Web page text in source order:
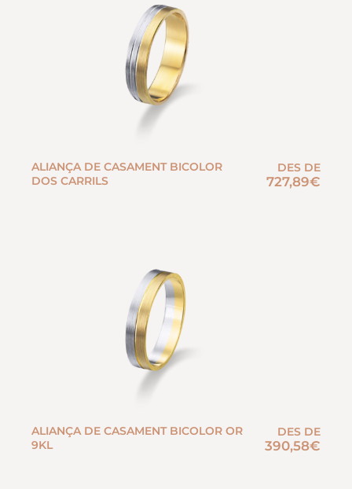
ALIANÇA DE CASAMENT BICOLOR
DOS CARRILS
DES DE
727,89€
ALIANÇA DE CASAMENT BICOLOR OR
9KL
DES DE
390,58€